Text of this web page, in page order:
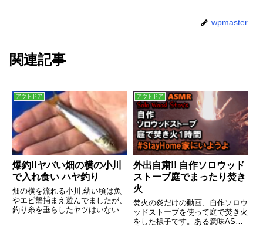
wpmaster
関連記事
アウトドア
爆釣!!ヤバい畑の横の小川
で入れ食い ハヤ釣り
畑の横を流れる小川,幼い頃は魚
やエビ蟹捕まえ遊んでましたが、
釣り糸を垂らしたヤツはいない.
アウトドア
外出自粛!! 自作ソロウッド
ストーブ庭でまったり焚き
火
焚火の炎だけの動画、自作ソロウ
ッドストーブを使って庭で焚き火
をした様子です。ある意味ASMR